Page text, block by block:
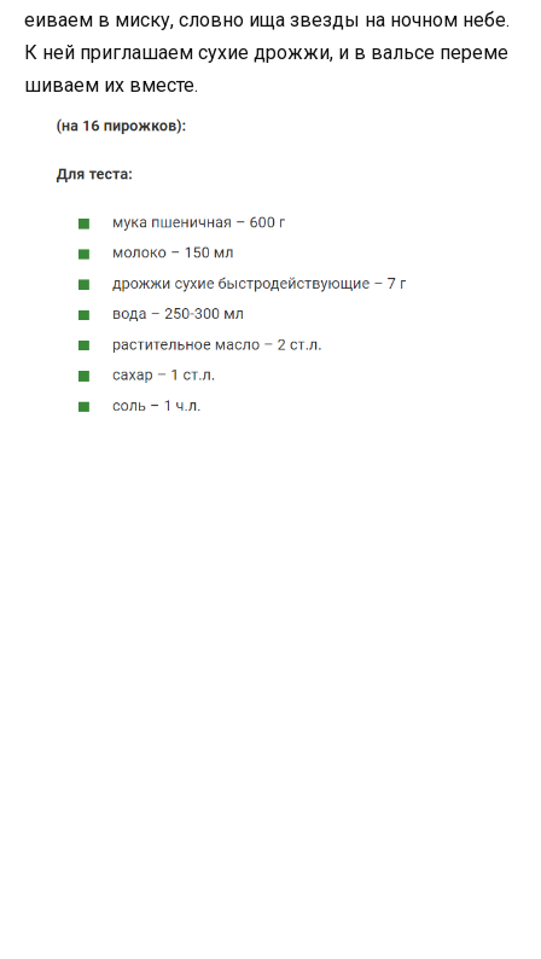
еиваем в миску, словно ища звезды на ночном небе.
К ней приглашаем сухие дрожжи, и в вальсе переме
шиваем их вместе.